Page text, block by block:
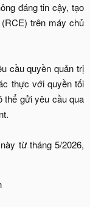
đáng tin cậy, tạo
trên máy chủ
cầu quyền quản trị
thực với quyền tối
thể gửi yêu cầu qua
từ tháng 5/2026,